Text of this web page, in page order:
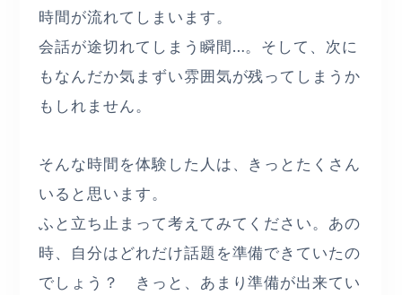
時間が流れてしまいます。
会話が途切れてしまう瞬間…。そして、次に
もなんだか気まずい雰囲気が残ってしまうか
もしれません。
そんな時間を体験した人は、きっとたくさん
いると思います。
ふと立ち止まって考えてみてください。あの
時、自分はどれだけ話題を準備できていたの
でしょう？ きっと、あまり準備が出来てい